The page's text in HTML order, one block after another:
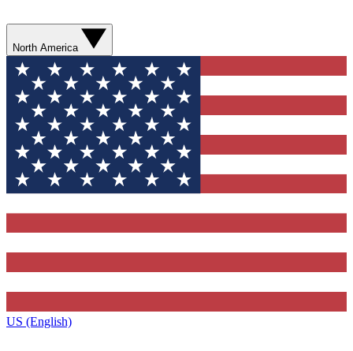
North America
US (English)